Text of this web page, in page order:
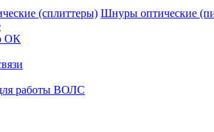
(сплиттеры) Шнуры оптические
ОК
работы ВОЛС